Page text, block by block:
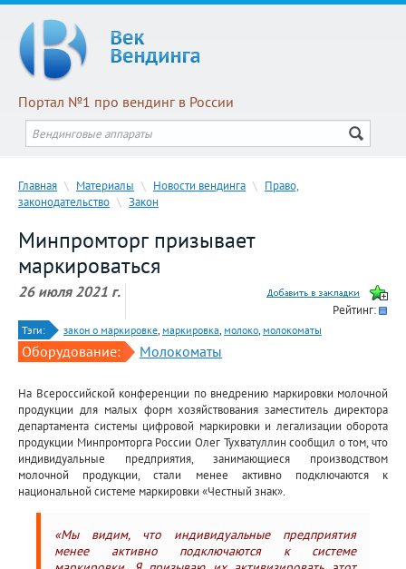
Портал №1 про вендинг в России
Главная \ Материалы \ Новости вендинга \ Право,
законодательство \ Закон
Минпромторг призывает
маркироваться
26 июля 2021 г.
Рейтинг:
Тэги: закон о маркировке, маркировка, молоко, молокоматы
Оборудование: Молокоматы
На Всероссийской конференции по внедрению маркировки молочной
продукции для малых форм хозяйствования заместитель директора
департамента системы цифровой маркировки и легализации оборота
продукции Минпромторга России Олег Тухватуллин сообщил о том, что
индивидуальные предприятия, занимающиеся производством
молочной продукции, стали менее активно подключаются к
национальной системе маркировки «Честный знак».
«Мы видим, что индивидуальные предприятия
менее активно подключаются к системе